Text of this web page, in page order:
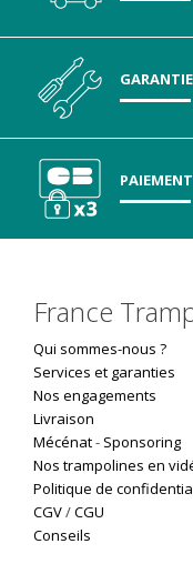
GARANTIE
PAIEMENT
France
Qui sommes-nous ?
Services et garanties
Nos engagements
Livraison
Mécénat- Sponsoring
Nos trampolines en
Politique de
CGV/CGU
Conseils